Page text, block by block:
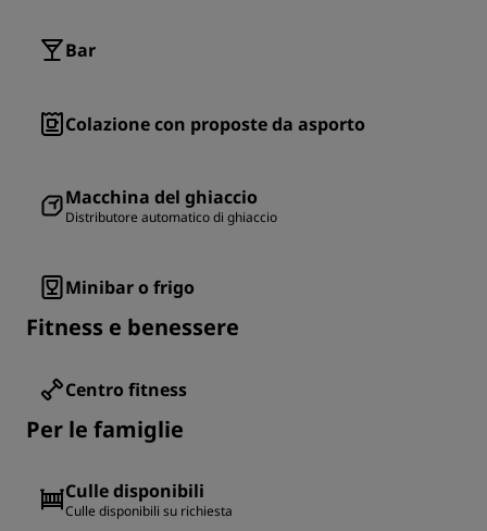
Bar
Colazione con proposte da asporto
Macchina del ghiaccio
Distributore automatico di ghiaccio
Minibar o frigo
Fitness e benessere
Centro fitness
Per le famiglie
Culle disponibili
Culle disponibili su richiesta